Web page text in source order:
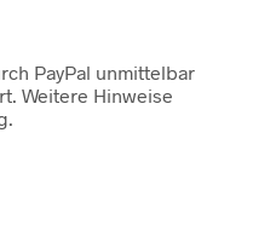
PayPal unmittelbar
Weitere Hinweise